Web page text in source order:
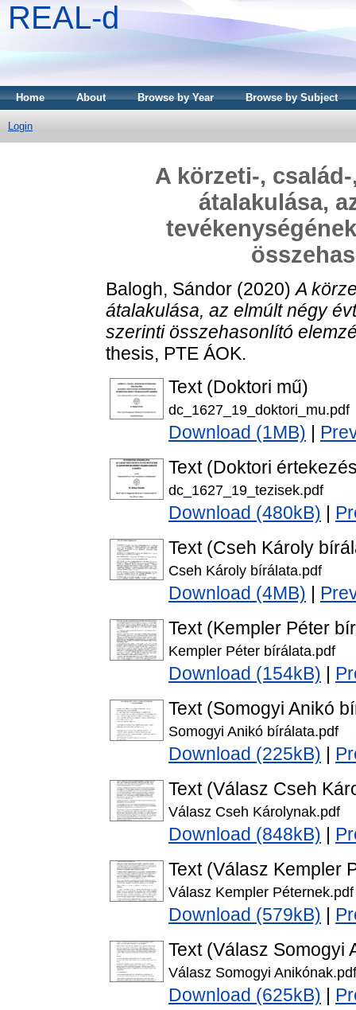
REAL-d
Home About Browse by Year Browse by Subject
Login
A körzeti-,
átalakulása,
Balogh, Sándor (2020)A
átalakulása, az elmúlt négy
szerinti összehasonlító
thesis, PTE ÁOK.
Text (Doktori mű)
dc_1627_19_doktori_mu.pdf
Download (1MB)
Text (Doktori
dc_1627_19_tezisek.pdf
Download (480kB)
Text (Cseh Károly
Cseh Károly bírálata.pdf
Download (4MB)
Text (Kempler Péter
Kempler Péter bírálata.pdf
Download (154kB)
Text (Somogyi Anikó
Somogyi Anikó bírálata.pdf
Download (225kB)
Text (Válasz Cseh
Válasz Cseh Károlynak.pdf
Download (848kB)
Text (Válasz Kempler
Válasz Kempler Péternek.pdf
Download (579kB)
Text (Válasz Somogyi
Válasz Somogyi Anikónak.pdf
Download (625kB)